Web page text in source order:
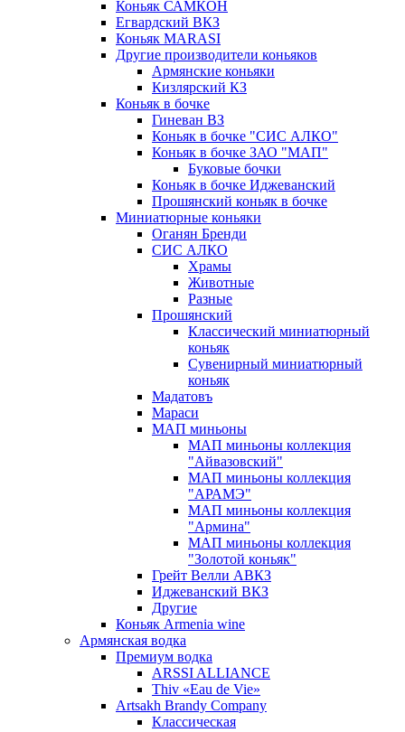
Коньяк САМКОН
Егвардский ВКЗ
Коньяк MARASI
Другие производители коньяков
Армянские коньяки
Кизлярский КЗ
Коньяк в бочке
Гиневан ВЗ
Коньяк в бочке "СИС АЛКО"
Коньяк в бочке ЗАО "МАП"
Буковые бочки
Коньяк в бочке Иджеванский
Прошянский коньяк в бочке
Миниатюрные коньяки
Оганян Бренди
СИС АЛКО
Храмы
Животные
Разные
Прошянский
Классический миниатюрный
коньяк
Сувенирный миниатюрный
коньяк
Мадатовъ
Мараси
МАП миньоны
МАП миньоны коллекция
"Айвазовский"
МАП миньоны коллекция
"АРАМЭ"
МАП миньоны коллекция
"Армина"
МАП миньоны коллекция
"Золотой коньяк"
Грейт Велли АВКЗ
Иджеванский ВКЗ
Другие
Коньяк Armenia wine
Армянская водка
Премиум водка
ARSSI ALLIANCE
Thiv «Eau de Vie»
Artsakh Brandy Company
Классическая